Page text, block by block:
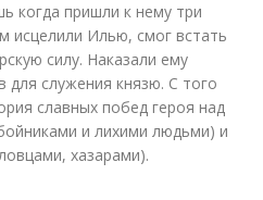
когда пришли к нему три
исцелили Илью, смог встать
силу. Наказали ему
для служения князю. С того
славных побед героя над
и лихими людьми) и
хазарами).